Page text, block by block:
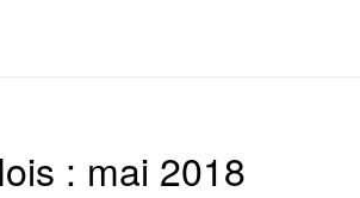
: mai 2018